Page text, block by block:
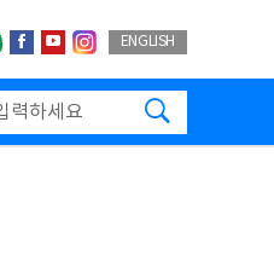
네이버블로그
페이스북
유투브인스타그랩
ENGLISH